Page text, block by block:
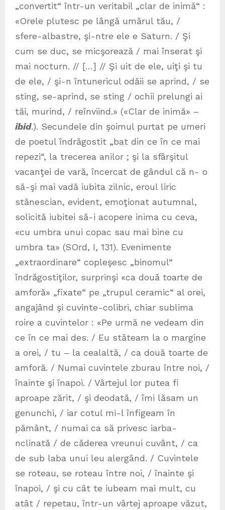
„convertit“ într-un veritabil „clar de inimă“ :
«Orele plutesc pe lângă umărul tău, /
sfere-albastre, şi-ntre ele e Saturn. / Şi
cum se duc, se micşorează / mai înserat şi
mai nocturn. // […] // Şi uit de ele, uiţi şi tu
de ele, / şi-n întunericul odăii se aprind, / se
sting, se-aprind, se sting / ochii prelungi ai
tăi, murind, / reînviind.» («Clar de inimă» –
ibid.). Secundele din şoimul purtat pe umeri
de poetul îndrăgostit „bat din ce în ce mai
repezi“, la trecerea anilor ; şi la sfârşitul
vacanţei de vară, încercat de gândul că n- o
să-şi mai vadă iubita zilnic, eroul liric
stănescian, evident, emoţionat autumnal,
solicită iubitei să-i acopere inima cu ceva,
«cu umbra unui copac sau mai bine cu
umbra ta» (SOrd, I, 131). Evenimente
„extraordinare“ copleşesc „binomul“
îndrăgostiţilor, surprinşi «ca două toarte de
amforă» „fixate“ pe „trupul ceramic“ al orei,
angajând şi cuvinte-colibri, chiar sublima
roire a cuvintelor : «Pe urmă ne vedeam din
ce în ce mai des. / Eu stăteam la o margine
a orei, / tu – la cealaltă, / ca două toarte de
amforă. / Numai cuvintele zburau între noi, /
înainte şi înapoi. / Vârtejul lor putea fi
aproape zărit, / şi deodată, / îmi lăsam un
genunchi, / iar cotul mi-l înfigeam în
pământ, / numai ca să privesc iarba-
nclinată / de căderea vreunui cuvânt, / ca
de sub laba unui leu alergând. / Cuvintele
se roteau, se roteau între noi, / înainte şi
înapoi, / şi cu cât te iubeam mai mult, cu
atât / repetau, într-un vârtej aproape văzut,